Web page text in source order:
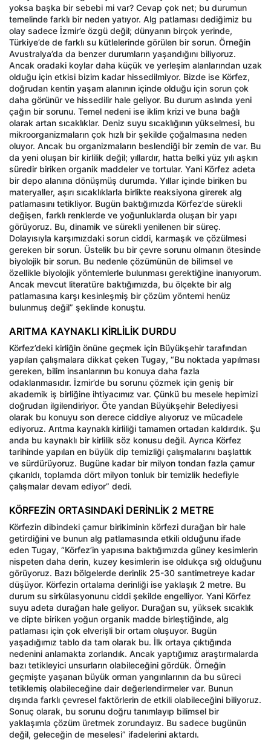
yoksa başka bir sebebi mi var? Cevap çok net; bu durumun
temelinde farklı bir neden yatıyor. Alg patlaması dediğimiz bu
olay sadece İzmir’e özgü değil; dünyanın birçok yerinde,
Türkiye’de de farklı su kütlelerinde görülen bir sorun. Örneğin
Avustralya’da da benzer durumların yaşandığını biliyoruz.
Ancak oradaki koylar daha küçük ve yerleşim alanlarından uzak
olduğu için etkisi bizim kadar hissedilmiyor. Bizde ise Körfez,
doğrudan kentin yaşam alanının içinde olduğu için sorun çok
daha görünür ve hissedilir hale geliyor. Bu durum aslında yeni
çağın bir sorunu. Temel nedeni ise iklim krizi ve buna bağlı
olarak artan sıcaklıklar. Deniz suyu sıcaklığının yükselmesi, bu
mikroorganizmaların çok hızlı bir şekilde çoğalmasına neden
oluyor. Ancak bu organizmaların beslendiği bir zemin de var. Bu
da yeni oluşan bir kirlilik değil; yıllardır, hatta belki yüz yılı aşkın
süredir biriken organik maddeler ve tortular. Yani Körfez adeta
bir depo alanına dönüşmüş durumda. Yıllar içinde biriken bu
materyaller, aşırı sıcaklıklarla birlikte reaksiyona girerek alg
patlamasını tetikliyor. Bugün baktığımızda Körfez’de sürekli
değişen, farklı renklerde ve yoğunluklarda oluşan bir yapı
görüyoruz. Bu, dinamik ve sürekli yenilenen bir süreç.
Dolayısıyla karşımızdaki sorun ciddi, karmaşık ve çözülmesi
gereken bir sorun. Üstelik bu bir çevre sorunu olmanın ötesinde
biyolojik bir sorun. Bu nedenle çözümünün de bilimsel ve
özellikle biyolojik yöntemlerle bulunması gerektiğine inanıyorum.
Ancak mevcut literatüre baktığımızda, bu ölçekte bir alg
patlamasına karşı kesinleşmiş bir çözüm yöntemi henüz
bulunmuş değil” şeklinde konuştu.
ARITMA KAYNAKLI KİRLİLİK DURDU
Körfez’deki kirliğin önüne geçmek için Büyükşehir tarafından
yapılan çalışmalara dikkat çeken Tugay, “Bu noktada yapılması
gereken, bilim insanlarının bu konuya daha fazla
odaklanmasıdır. İzmir’de bu sorunu çözmek için geniş bir
akademik iş birliğine ihtiyacımız var. Çünkü bu mesele hepimizi
doğrudan ilgilendiriyor. Öte yandan Büyükşehir Belediyesi
olarak bu konuyu son derece ciddiye alıyoruz ve mücadele
ediyoruz. Arıtma kaynaklı kirliliği tamamen ortadan kaldırdık. Şu
anda bu kaynaklı bir kirlilik söz konusu değil. Ayrıca Körfez
tarihinde yapılan en büyük dip temizliği çalışmalarını başlattık
ve sürdürüyoruz. Bugüne kadar bir milyon tondan fazla çamur
çıkarıldı, toplamda dört milyon tonluk bir temizlik hedefiyle
çalışmalar devam ediyor” dedi.
KÖRFEZİN ORTASINDAKİ DERİNLİK 2 METRE
Körfezin dibindeki çamur birikiminin körfezi durağan bir hale
getirdiğini ve bunun alg patlamasında etkili olduğunu ifade
eden Tugay, “Körfez’in yapısına baktığımızda güney kesimlerin
nispeten daha derin, kuzey kesimlerin ise oldukça sığ olduğunu
görüyoruz. Bazı bölgelerde derinlik 25-30 santimetreye kadar
düşüyor. Körfezin ortalama derinliği ise yaklaşık 2 metre. Bu
durum su sirkülasyonunu ciddi şekilde engelliyor. Yani Körfez
suyu adeta durağan hale geliyor. Durağan su, yüksek sıcaklık
ve dipte biriken yoğun organik madde birleştiğinde, alg
patlaması için çok elverişli bir ortam oluşuyor. Bugün
yaşadığımız tablo da tam olarak bu. İlk ortaya çıktığında
nedenini anlamakta zorlandık. Ancak yaptığımız araştırmalarda
bazı tetikleyici unsurların olabileceğini gördük. Örneğin
geçmişte yaşanan büyük orman yangınlarının da bu süreci
tetiklemiş olabileceğine dair değerlendirmeler var. Bunun
dışında farklı çevresel faktörlerin de etkili olabileceğini biliyoruz.
Sonuç olarak, bu sorunu doğru tanımlayıp bilimsel bir
yaklaşımla çözüm üretmek zorundayız. Bu sadece bugünün
değil, geleceğin de meselesi” ifadelerini aktardı.